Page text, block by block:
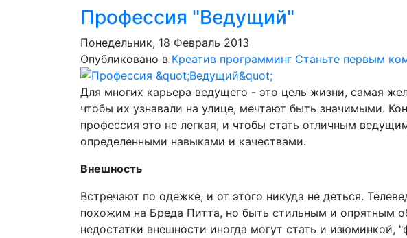
Профессия "Ведущий"
Понедельник, 18 Февраль 2013
Опубликовано в Креатив программинг Станьте первым
Для многих карьера ведущего - это цель жизни, самая
чтобы их узнавали на улице, мечтают быть значимыми.
профессия это не легкая, и чтобы стать отличным
определенными навыками и качествами.
Внешность
Встречают по одежке, и от этого никуда не деться.
похожим на Бреда Питта, но быть стильным и опрятным
недостатки внешности иногда могут стать и изюминкой,